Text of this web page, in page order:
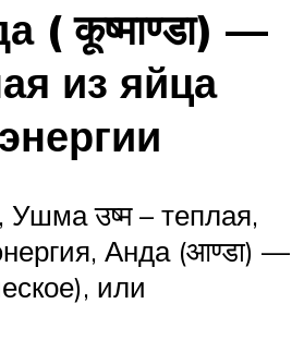
( कूष्माण्डा) —
из яйца
उष्म – теплая,
Анда (आण्डा) —
или